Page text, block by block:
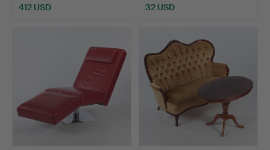
412 USD 32 USD